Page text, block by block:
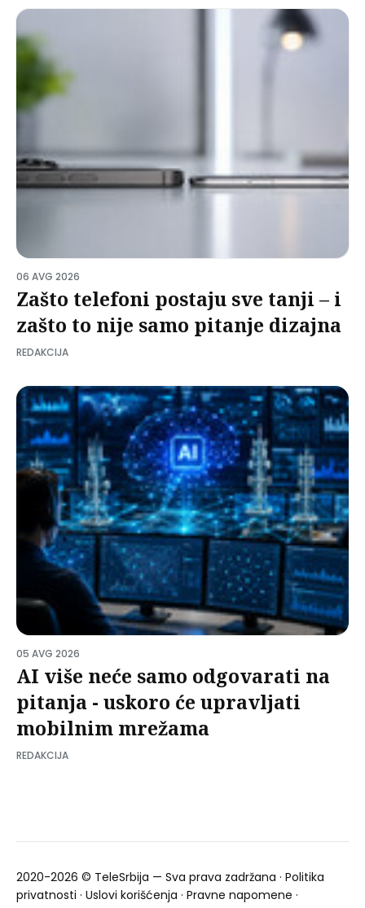
06 AVG 2026
Zašto telefoni postaju sve tanji – i
zašto to nije samo pitanje dizajna
REDAKCIJA
05 AVG 2026
AI više neće samo odgovarati na
pitanja - uskoro će upravljati
mobilnim mrežama
REDAKCIJA
2020-2026 © TeleSrbija — Sva prava zadržana · Politika
privatnosti · Uslovi korišćenja · Pravne napomene ·